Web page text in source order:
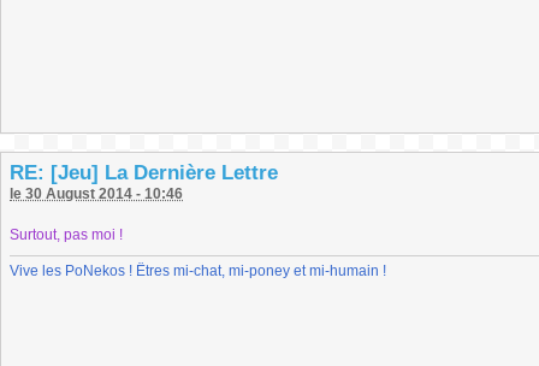
RE: [Jeu] La Dernière Lettre
le 30 August 2014 - 10:46
Surtout, pas moi !
Vive les PoNekos ! Êtres mi-chat, mi-poney et mi-humain !